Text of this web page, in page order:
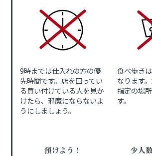
9時までは仕入れの方の優
先時間です。店を回ってい
る買い付けている人を見か
けたら、邪魔にならないよ
うにしましょう。
食べ歩き
なります
指定の場
す。
預けよう！ 少人